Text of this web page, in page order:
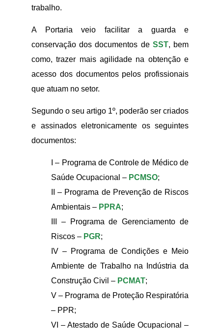
trabalho.
A Portaria veio facilitar a guarda e
conservação dos documentos de SST, bem
como, trazer mais agilidade na obtenção e
acesso dos documentos pelos profissionais
que atuam no setor.
Segundo o seu artigo 1º, poderão ser criados
e assinados eletronicamente os seguintes
documentos:
I – Programa de Controle de Médico de
Saúde Ocupacional – PCMSO;
II – Programa de Prevenção de Riscos
Ambientais – PPRA;
III – Programa de Gerenciamento de
Riscos – PGR;
IV – Programa de Condições e Meio
Ambiente de Trabalho na Indústria da
Construção Civil – PCMAT;
V – Programa de Proteção Respiratória
– PPR;
VI – Atestado de Saúde Ocupacional –